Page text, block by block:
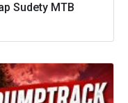
Sudety MTB